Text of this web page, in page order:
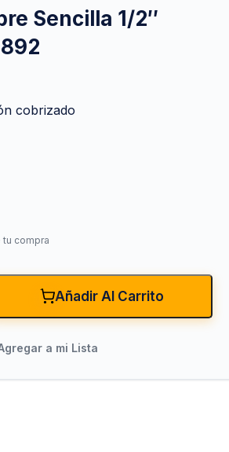
Sencilla 1/2″
cobrizado
compra
Añadir Al Carrito
a mi Lista